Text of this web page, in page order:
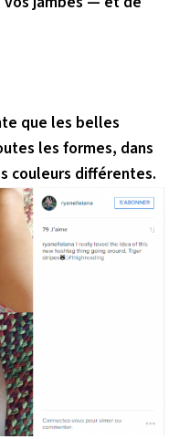
que les belles
les formes, dans
couleurs différentes.